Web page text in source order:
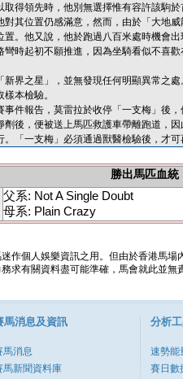
取得領先時，他別無選擇惟有容許該駒
其位置仍感滿意，然而，由於「大地
置。他又說，他於跑過八百米處時機會
時起初不願推進，因為坐騎看似不喜
界之星」，並無發現任何明顯異常之處
本檢驗。
件報告，莫雷拉於收停「一支梅」後
劑後，便被送上馬匹救護車帶離跑道，
「一支梅」必須通過獸醫檢驗後，才
勝出馬匹血統
父系: Not A Single Doubt
母系: Plain Crazy
作個人娛樂資訊之用。但由於香港馬
求有關資料盡可能準確，馬會就此並
馬消息及資訊
馬消息
馬新聞資料庫
分析
速勢能
賽日數